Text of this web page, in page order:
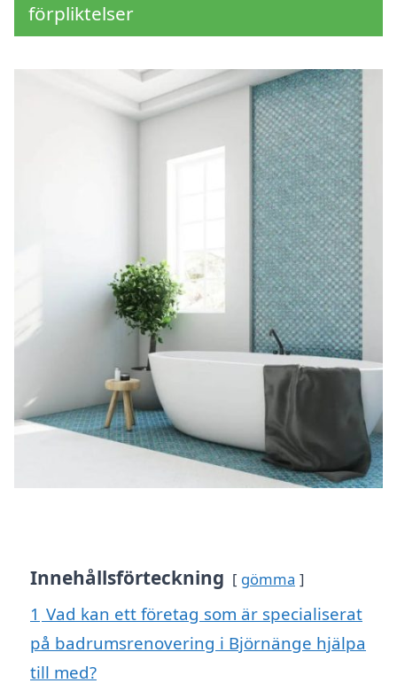
förpliktelser
Innehållsförteckning gömma
1 Vad kan ett företag som är specialiserat
på badrumsrenovering i Björnänge hjälpa
till med?